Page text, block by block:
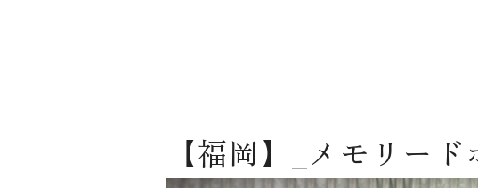
【福岡】_メモリード